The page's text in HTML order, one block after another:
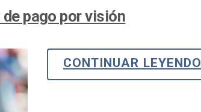
pago por visión
CONTINUAR LEYENDO